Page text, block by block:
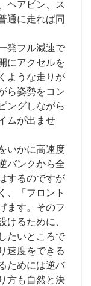
ヘアピン、ス
通に走れば同
発フル減速で
にアクセルを
ような走りが
ら姿勢をコン
ングしながら
ムが出ませ
いかに高速度
バンクから全
するのですが
、「フロント
ます。そのフ
るために、
たいところで
速度をできる
ためには逆バ
方も自然と決